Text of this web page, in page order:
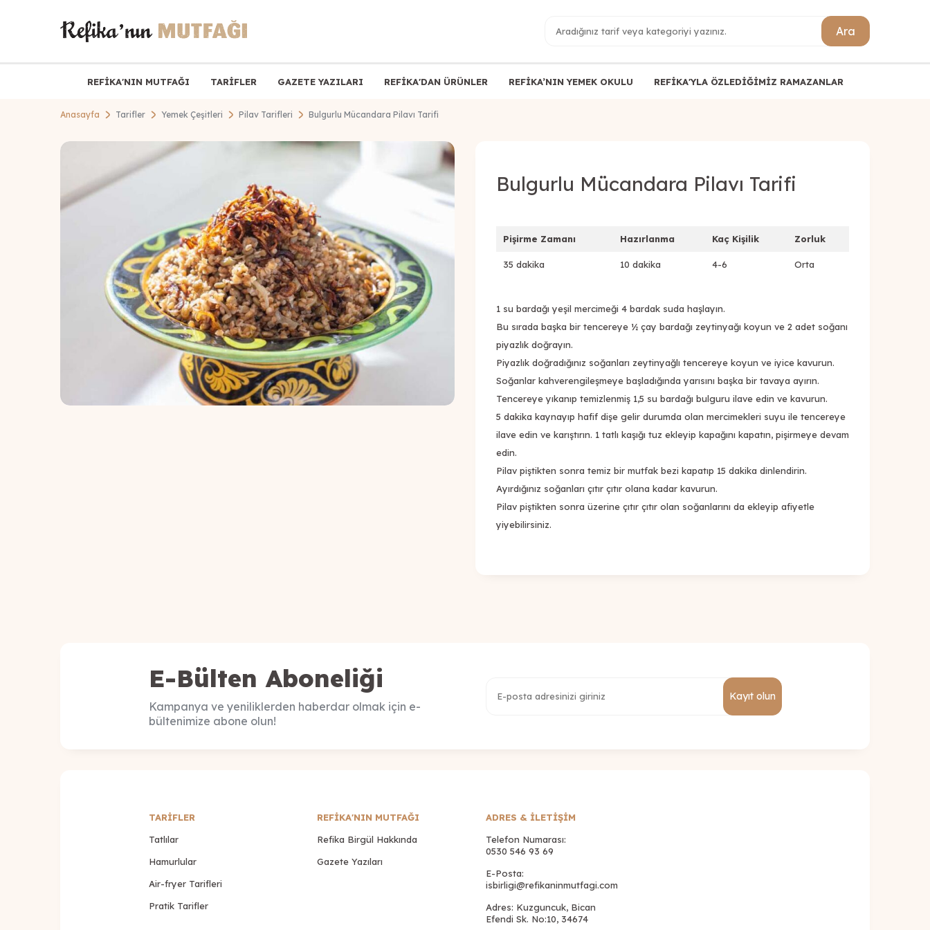
Ara
REFİKA'NIN MUTFAĞI TARİFLER GAZETE YAZILARI REFİKA'DAN ÜRÜNLER REFİKA’NIN YEMEK OKULU REFİKA'YLA ÖZLEDİĞİMİZ RAMAZANLAR
Anasayfa Tarifler Yemek Çeşitleri Pilav Tarifleri Bulgurlu Mücandara Pilavı Tarifi
Bulgurlu Mücandara Pilavı Tarifi
Pişirme Zamanı Hazırlanma Kaç Kişilik Zorluk
35 dakika 10 dakika 4-6 Orta
1 su bardağı yeşil mercimeği 4 bardak suda haşlayın.
Bu sırada başka bir tencereye ½ çay bardağı zeytinyağı koyun ve 2 adet soğanı
piyazlık doğrayın.
Piyazlık doğradığınız soğanları zeytinyağlı tencereye koyun ve iyice kavurun.
Soğanlar kahverengileşmeye başladığında yarısını başka bir tavaya ayırın.
Tencereye yıkanıp temizlenmiş 1,5 su bardağı bulguru ilave edin ve kavurun.
5 dakika kaynayıp hafif dişe gelir durumda olan mercimekleri suyu ile tencereye
ilave edin ve karıştırın. 1 tatlı kaşığı tuz ekleyip kapağını kapatın, pişirmeye devam
edin.
Pilav piştikten sonra temiz bir mutfak bezi kapatıp 15 dakika dinlendirin.
Ayırdığınız soğanları çıtır çıtır olana kadar kavurun.
Pilav piştikten sonra üzerine çıtır çıtır olan soğanlarını da ekleyip afiyetle
yiyebilirsiniz.
E-Bülten Aboneliği
Kampanya ve yeniliklerden haberdar olmak için e-
bültenimize abone olun!
Kayıt olun
TARİFLER
Tatlılar
Hamurlular
Air-fryer Tarifleri
Pratik Tarifler
REFİKA'NIN MUTFAĞI
Refika Birgül Hakkında
Gazete Yazıları
ADRES & İLETIŞIM
Telefon Numarası:
0530 546 93 69
E-Posta:
isbirligi@refikaninmutfagi.com
Adres: Kuzguncuk, Bican
Efendi Sk. No:10, 34674